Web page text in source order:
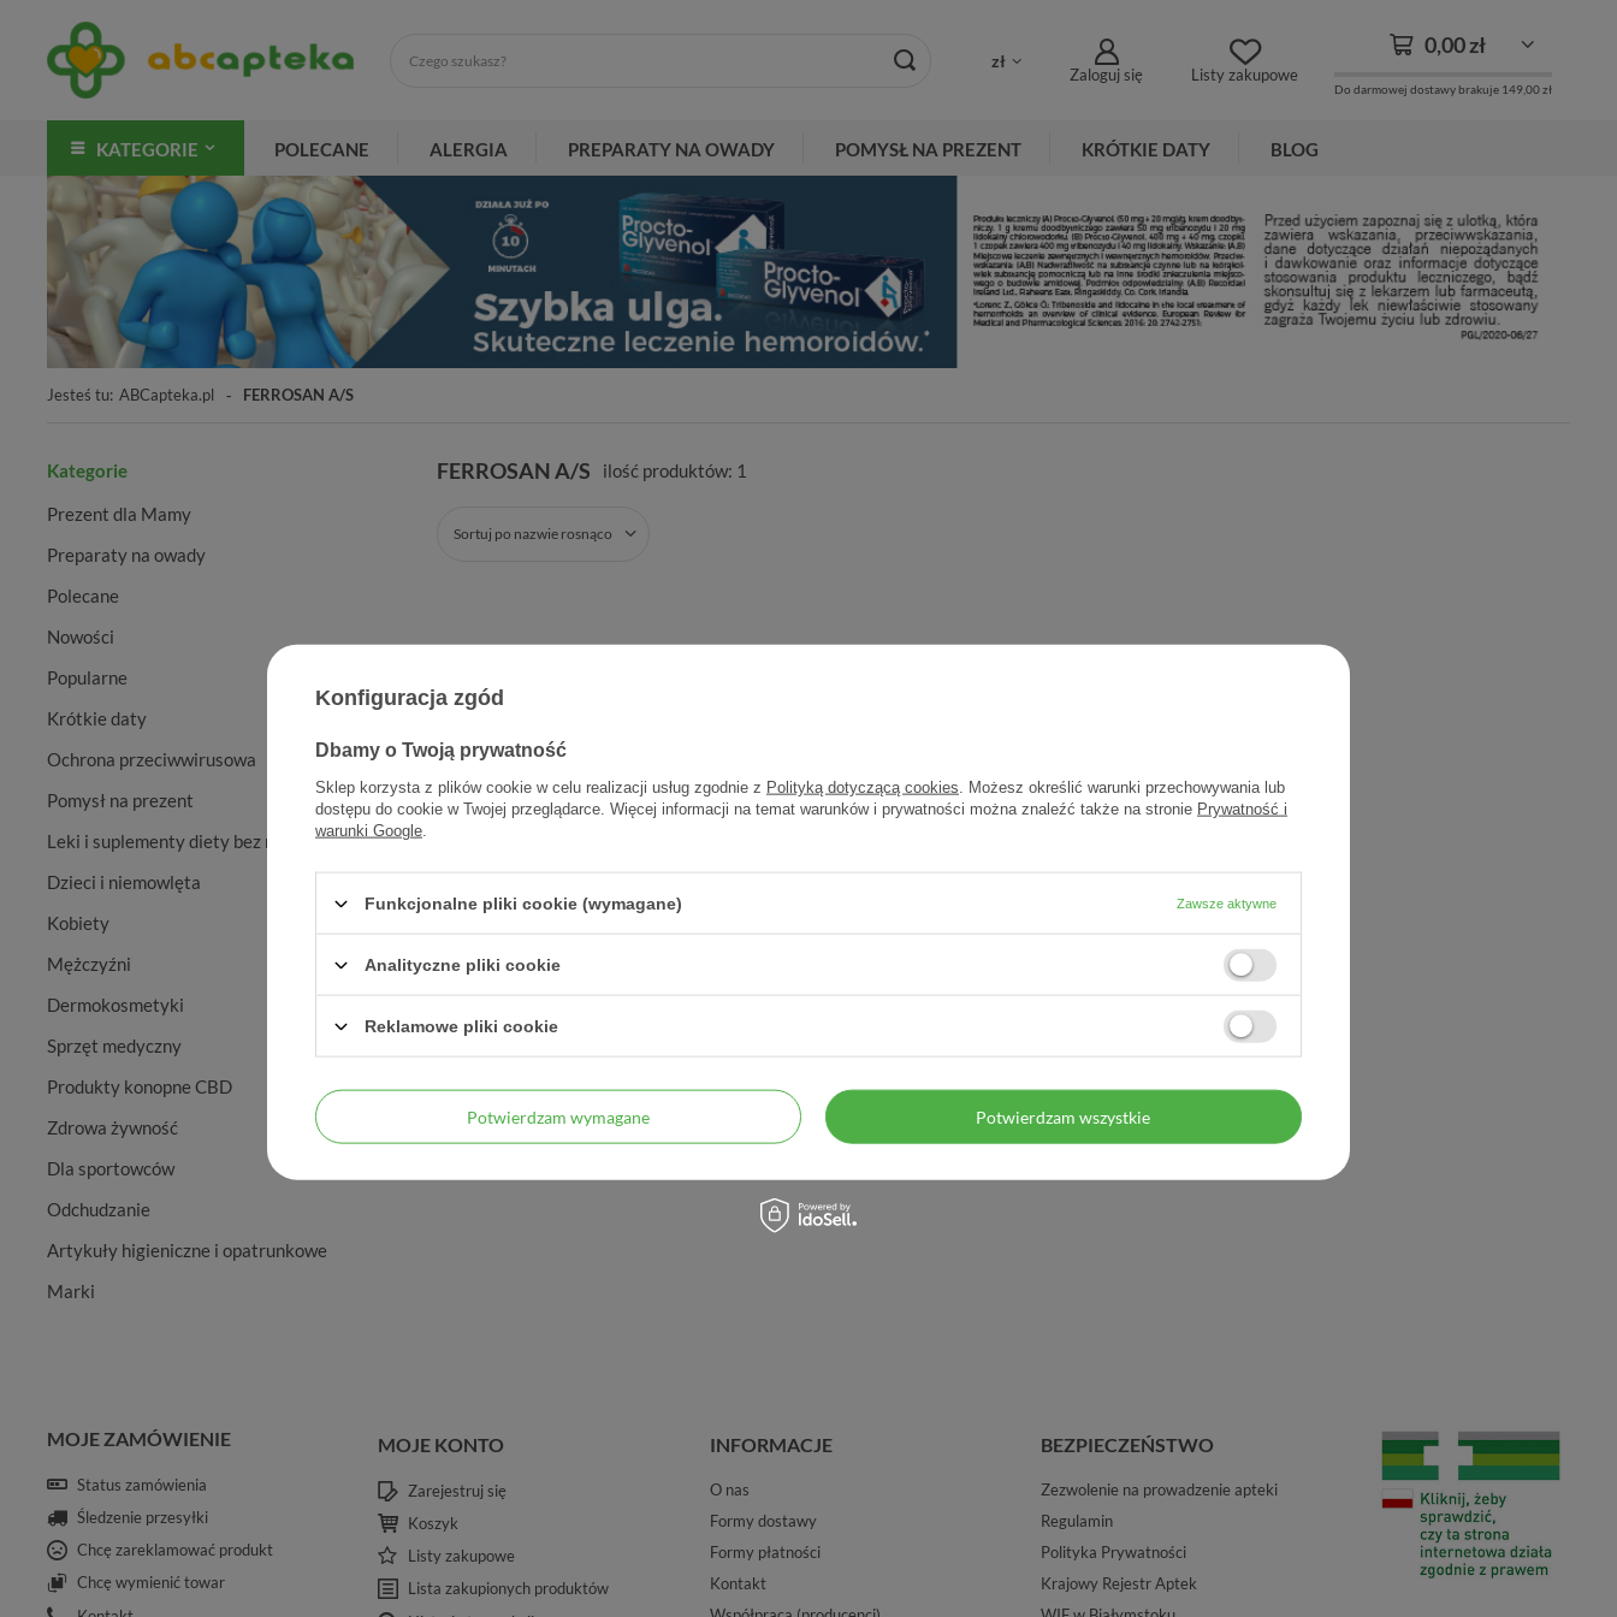
zł
Zaloguj się Listy zakupowe
0,00 zł
Do darmowej dostawy brakuje 149,00 zł
KATEGORIE POLECANE ALERGIA PREPARATY NA OWADY POMYSŁ NA PREZENT KRÓTKIE DATY BLOG
Jesteś tu: ABCapteka.pl FERROSAN A/S
Kategorie
Prezent dla Mamy
Preparaty na owady
Polecane
Nowości
Popularne
Krótkie daty
Ochrona przeciwwirusowa
Pomysł na prezent
Leki i suplementy diety bez recepty
Dzieci i niemowlęta
Kobiety
Mężczyźni
Dermokosmetyki
Sprzęt medyczny
Produkty konopne CBD
Zdrowa żywność
Dla sportowców
Odchudzanie
Artykuły higieniczne i opatrunkowe
Marki
FERROSAN A/S ilość produktów: 1
Sortuj po nazwie rosnąco
6,39 zł / szt.
MOJE ZAMÓWIENIE
Status zamówienia
Śledzenie przesyłki
Chcę zareklamować produkt
Chcę wymienić towar
MOJE KONTO
Zarejestruj się
Koszyk
Listy zakupowe
Lista zakupionych produktów
INFORMACJE
O nas
Formy dostawy
Formy płatności
Kontakt
BEZPIECZEŃSTWO
Zezwolenie na prowadzenie apteki
Regulamin
Polityka Prywatności
Krajowy Rejestr Aptek
Konfiguracja zgód
Dbamy o Twoją prywatność
Sklep korzysta z plików cookie w celu realizacji usług zgodnie z Polityką dotyczącą cookies . Możesz określić warunki przechowywania lub
dostępu do cookie w Twojej przeglądarce. Więcej informacji na temat warunków i prywatności można znaleźć także na stronie Prywatność i
warunki Google
Funkcjonalne pliki cookie (wymagane) Zawsze aktywne
Analityczne pliki cookie
Reklamowe pliki cookie
Potwierdzam wymagane Potwierdzam wszystkie